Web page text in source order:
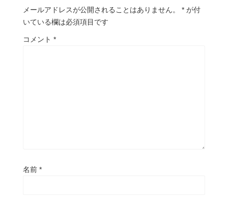
メールアドレスが公開されることはありません。 * が付
いている欄は必須項目です
コメント *
名前 *